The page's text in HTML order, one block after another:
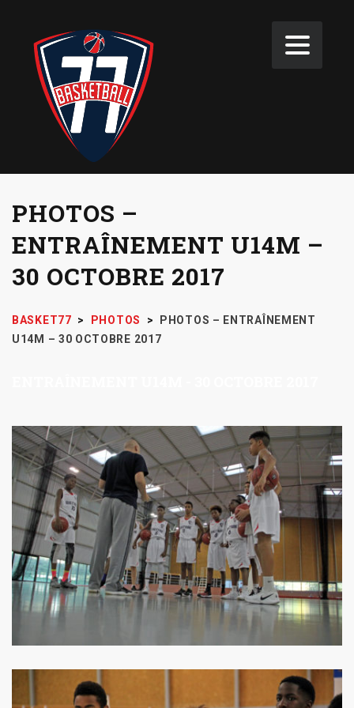
PHOTOS –
ENTRAÎNEMENT U14M –
30 OCTOBRE 2017
BASKET77 > PHOTOS >
PHOTOS – ENTRAÎNEMENT
U14M – 30 OCTOBRE 2017